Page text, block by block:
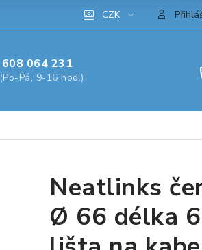
CZK
608 064 231
(Po-Pá, 9-16 hod.)
Neatlinks
Ø 66 délka